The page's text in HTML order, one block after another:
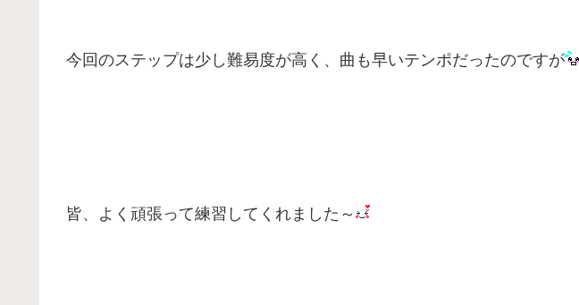
今回のステップは少し難易度が高く、 曲も早いテンポだったのですが
皆、よく頑張って練習してくれました～